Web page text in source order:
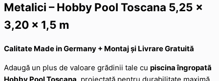
Metalici – Hobby Pool Toscana 5,25 x
3,20 x 1,5 m
Calitate Made in Germany + Montaj și Livrare Gratuită
Adaugă un plus de valoare grădinii tale cu piscina îngropată
Hobby Pool Toscana, proiectată pentru durabilitate maximă